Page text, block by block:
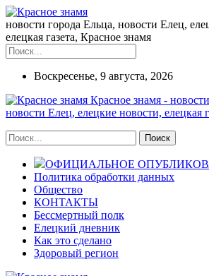
новости города Ельца, новости Елец,
елецкая газета, Красное знамя
Воскресенье, 9 августа, 2026
Красное знамя -
новости Елец, елецкие новости, елецкая
ОФИЦИАЛЬНОЕ
Политика обработки данных
Общество
КОНТАКТЫ
Бессмертный полк
Елецкий дневник
Как это сделано
Здоровый регион